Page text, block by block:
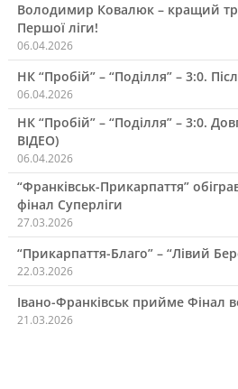
Володимир Ковалюк – кращий
Першої ліги!
06.04.2026
НК “Пробій” – “Поділля” – 3:0.
06.04.2026
НК “Пробій” – “Поділля” – 3:0.
ВІДЕО)
06.04.2026
“Франківськ-Прикарпаття”
фінал Суперліги
27.03.2026
“Прикарпаття-Благо” – “Лівий
22.03.2026
Івано-Франківськ прийме Фінал
21.03.2026